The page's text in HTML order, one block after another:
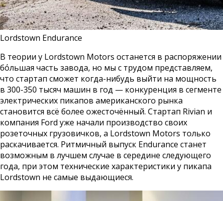
Lordstown Endurance
В теории у Lordstown Motors останется в распоряжении
бόльшая часть завода, но мы с трудом представляем,
что стартап сможет когда-нибудь выйти на мощность
в 300-350 тысяч машин в год — конкуренция в сегменте
электрических пикапов американского рынка
становится всё более ожесточённый. Стартап Rivian и
компания Ford уже начали производство своих
розеточных грузовичков, а Lordstown Motors только
раскачивается. Ритмичный выпуск Endurance станет
возможным в лучшем случае в середине следующего
года, при этом технические характеристики у пикапа
Lordstown не самые выдающиеся.